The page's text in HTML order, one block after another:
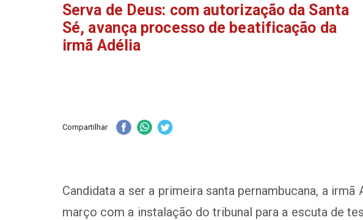
Serva de Deus: com autorização da Santa
Sé, avança processo de beatificação da
irmã Adélia
Compartilhar
Candidata a ser a primeira santa pernambucana, a
março com a instalação do tribunal para a escuta de